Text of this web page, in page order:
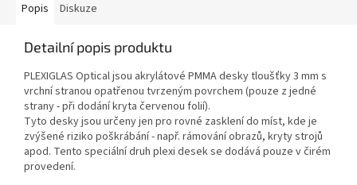
Popis Diskuze
Detailní popis produktu
PLEXIGLAS Optical jsou akrylátové PMMA desky tloušťky 3 mm s
vrchní stranou opatřenou tvrzeným povrchem (pouze z jedné
strany - při dodání kryta červenou folií).
Tyto desky jsou určeny jen pro rovné zasklení do míst, kde je
zvýšené riziko poškrábání - např. rámování obrazů, kryty strojů
apod. Tento speciální druh plexi desek se dodává pouze v čirém
provedení.